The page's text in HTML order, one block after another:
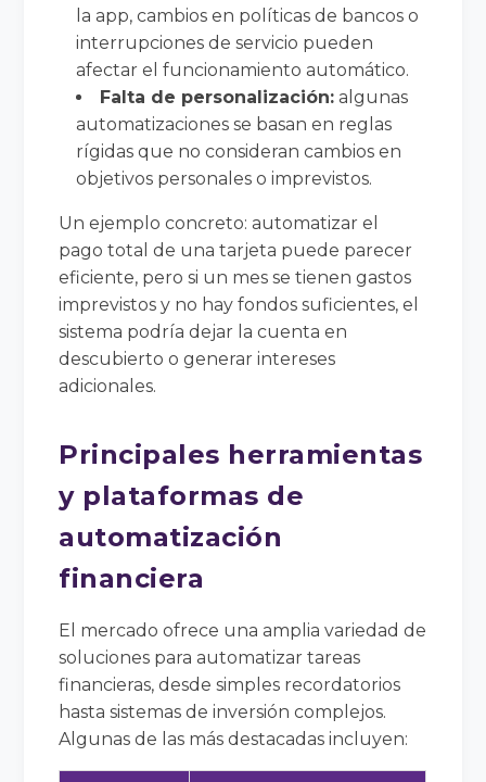
la app, cambios en políticas de bancos o
interrupciones de servicio pueden
afectar el funcionamiento automático.
Falta de personalización: algunas
automatizaciones se basan en reglas
rígidas que no consideran cambios en
objetivos personales o imprevistos.
Un ejemplo concreto: automatizar el
pago total de una tarjeta puede parecer
eficiente, pero si un mes se tienen gastos
imprevistos y no hay fondos suficientes, el
sistema podría dejar la cuenta en
descubierto o generar intereses
adicionales.
Principales herramientas
y plataformas de
automatización
financiera
El mercado ofrece una amplia variedad de
soluciones para automatizar tareas
financieras, desde simples recordatorios
hasta sistemas de inversión complejos.
Algunas de las más destacadas incluyen: